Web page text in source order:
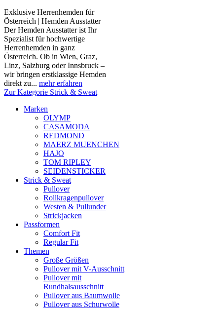
Exklusive Herrenhemden für
Österreich | Hemden Ausstatter
Der Hemden Ausstatter ist Ihr
Spezialist für hochwertige
Herrenhemden in ganz
Österreich. Ob in Wien, Graz,
Linz, Salzburg oder Innsbruck –
wir bringen erstklassige Hemden
direkt zu... mehr erfahren
Zur Kategorie Strick & Sweat
Marken
OLYMP
CASAMODA
REDMOND
MAERZ MUENCHEN
HAJO
TOM RIPLEY
SEIDENSTICKER
Strick & Sweat
Pullover
Rollkragenpullover
Westen & Pullunder
Strickjacken
Passformen
Comfort Fit
Regular Fit
Themen
Große Größen
Pullover mit V-Ausschnitt
Pullover mit
Rundhalsausschnitt
Pullover aus Baumwolle
Pullover aus Schurwolle